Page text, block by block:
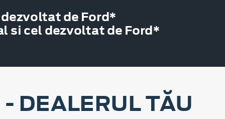
de Ford*
si cel dezvoltat de Ford*
DEALERUL TĂU